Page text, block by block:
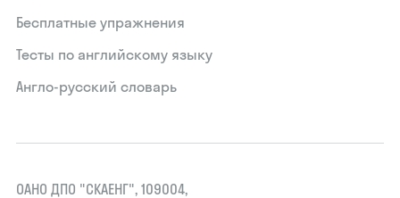
Бесплатные упражнения
Тесты по английскому языку
Англо-русский словарь
ОАНО ДПО "СКАЕНГ", 109004,